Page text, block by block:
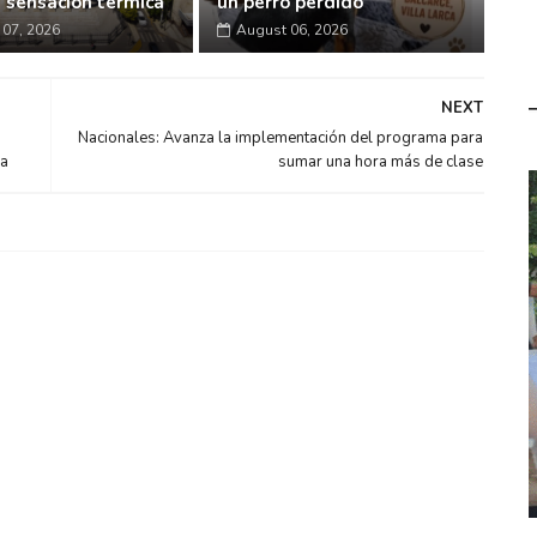
2026 August 06, 2026
NEXT
Nacionales: Avanza la implementación del programa para
sumar una hora más de clase